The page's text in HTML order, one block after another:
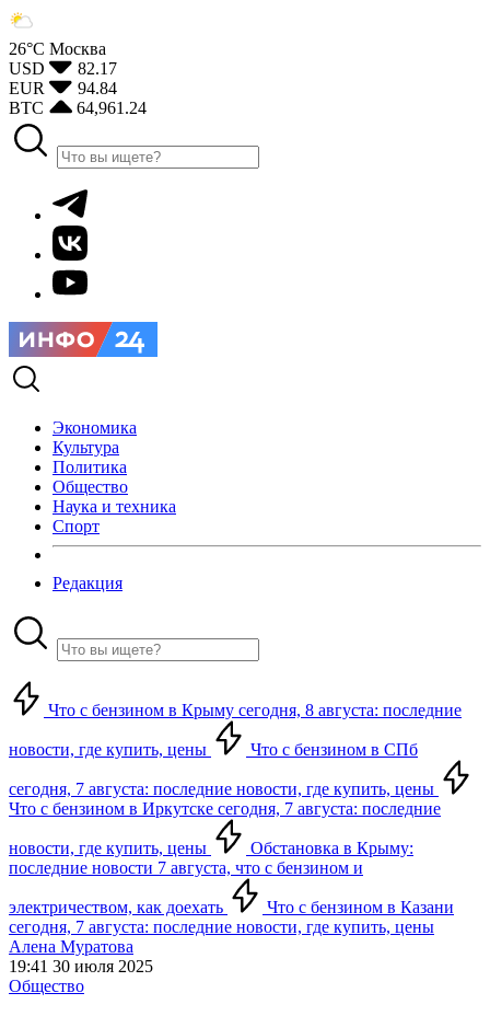
26°С Москва
USD
82.17
EUR
94.84
BTC
64,961.24
Экономика
Культура
Политика
Общество
Наука и техника
Спорт
Редакция
Что с бензином в Крыму сегодня, 8 августа: последние
новости, где купить, цены Что с бензином в СПб
сегодня, 7 августа: последние новости, где купить, цены
Что с бензином в Иркутске сегодня, 7 августа: последние
новости, где купить, цены
Обстановка в Крыму:
последние новости 7 августа, что с бензином и
электричеством, как доехать
Что с бензином в Казани
сегодня, 7 августа: последние новости, где купить, цены
Алена Муратова
19:41 30 июля 2025
Общество